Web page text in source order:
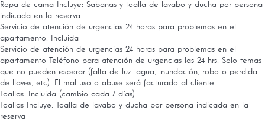
Ropa de cama
Incluye: Sabanas y toalla de lavabo y ducha por persona
indicada en la reserva
Servicio de atención de urgencias 24 horas para problemas en el
apartamento: Incluida
Servicio de atención de urgencias 24 horas para problemas en el
apartamento
Teléfono para atención de urgencias las 24 hrs. Solo temas
que no pueden esperar (falta de luz, agua, inundación, robo o perdida
de llaves, etc). El mal uso o abuse será facturado al cliente.
Toallas: Incluida (cambio cada 7 días)
Toallas
Incluye: Toalla de lavabo y ducha por persona indicada en la
reserva